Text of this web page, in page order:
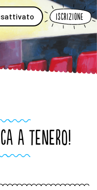
Iscrizione
A TENERO!